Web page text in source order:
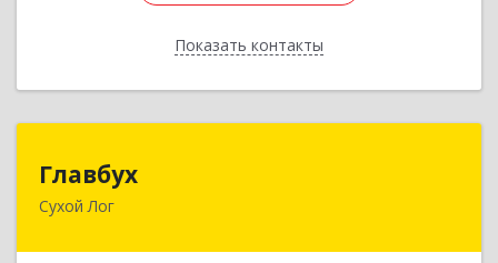
Показать контакты
Назад
Главбух
Сухой Лог